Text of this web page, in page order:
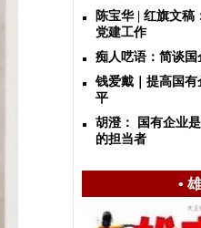
陈宝华 | 红旗文稿
党建工作
痴人呓语：简谈
钱爱戴｜提高国
平
胡澄： 国有企业
的担当者
•